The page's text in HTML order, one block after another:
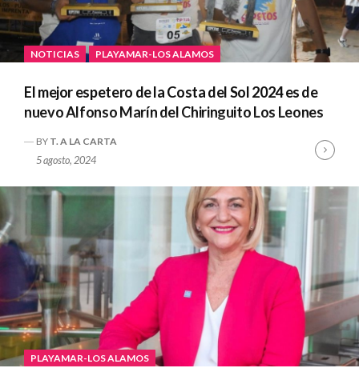
NOTICIAS PLAYAMAR-LOS ALAMOS
El mejor espetero de la Costa del Sol 2024 es de
nuevo Alfonso Marín del Chiringuito Los Leones
BY T. A LA CARTA
5 agosto, 2024
PLAYAMAR-LOS ALAMOS